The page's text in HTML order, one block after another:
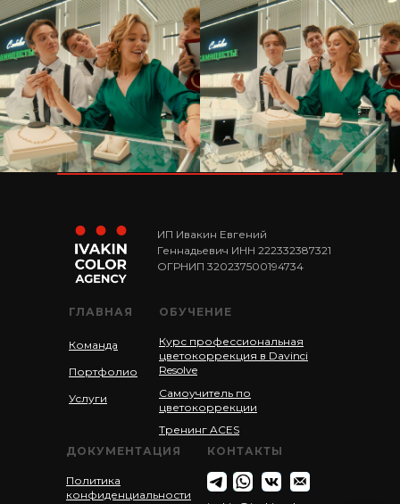
ГЛАВНАЯ
Команда
Портфолио
Услуги
ОБУЧЕНИЕ
Курс профессиональная
цветокоррекция в Davinci
Resolve
ДОКУМЕНТАЦИЯ
ИП Ивакин Евгений
Геннадьевич ИНН 222332387321
ОГРНИП 320237500194734
Тренинг ACES
Самоучитель по
цветокоррекции
КОНТАКТЫ
Политика
конфиденциальности